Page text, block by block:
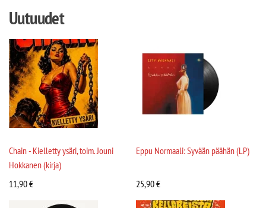
Uutuudet
Chain - Kielletty ysäri, toim. Jouni
Hokkanen (kirja)
11,90€
Eppu Normaali: Syvään päähän (LP)
25,90€